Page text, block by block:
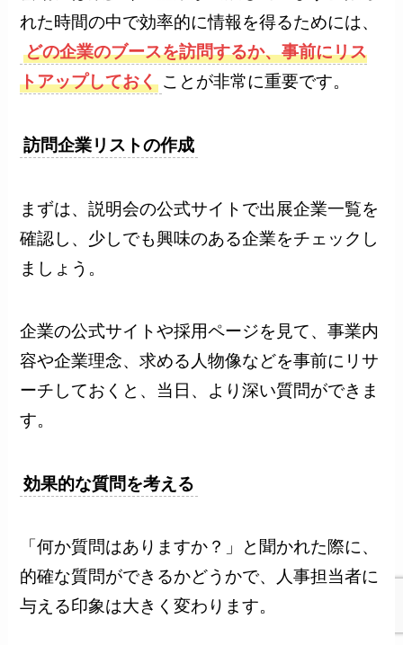
れた時間の中で効率的に情報を得るためには、
どの企業のブースを訪問するか、事前にリス
トアップしておく ことが非常に重要です。
訪問企業リストの作成
まずは、説明会の公式サイトで出展企業一覧を
確認し、少しでも興味のある企業をチェックし
ましょう。
企業の公式サイトや採用ページを見て、事業内
容や企業理念、求める人物像などを事前にリサ
ーチしておくと、当日、より深い質問ができま
す。
効果的な質問を考える
「何か質問はありますか？」と聞かれた際に、
的確な質問ができるかどうかで、人事担当者に
与える印象は大きく変わります。